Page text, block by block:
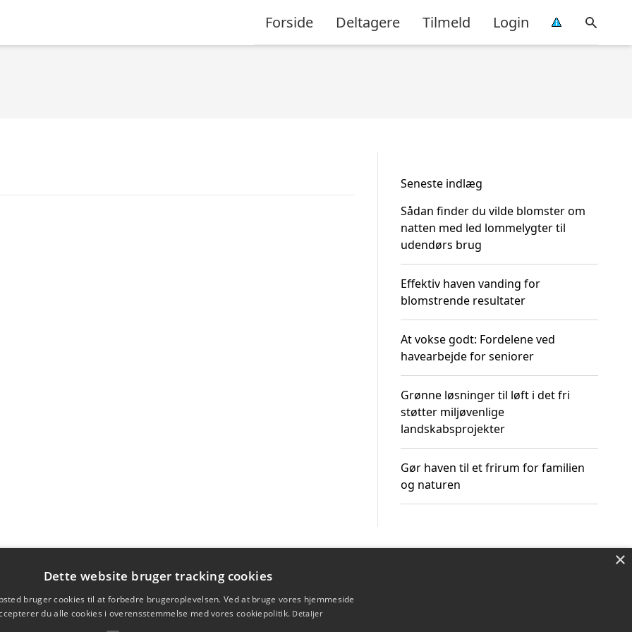
Forside Deltagere Tilmeld Login
Seneste indlæg
Sådan finder du vilde blomster om
natten med led lommelygter til
udendørs brug
Effektiv haven vanding for
blomstrende resultater
At vokse godt: Fordelene ved
havearbejde for seniorer
Grønne løsninger til løft i det fri
støtter miljøvenlige
landskabsprojekter
Gør haven til et frirum for familien
og naturen
×
Dette website bruger tracking cookies
bruger cookies til at forbedre brugeroplevelsen. Ved at bruge vores hjemmeside
du alle cookies i overensstemmelse med vores cookiepolitik. Detaljer